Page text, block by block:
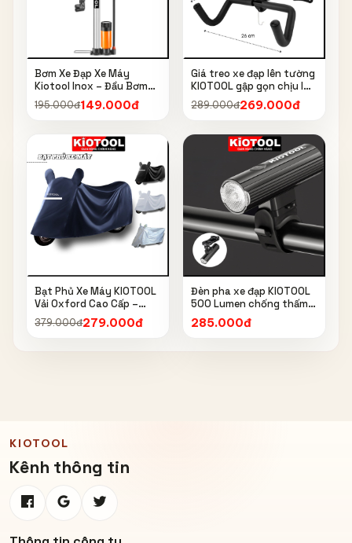
Bơm Xe Đạp Xe Máy
Kiotool Inox – Đầu Bơm
Thông Minh, Kèm Bơm
Bóng, Đồng Hồ 160 PSI
195.000đ149.000đ
Giá treo xe đạp lên tường
KIOTOOL gập gọn chịu lực
cao kèm móc treo mũ bảo
hiểm
289.000đ269.000đ
Bạt Phủ Xe Máy KIOTOOL
Vải Oxford Cao Cấp –
Chống Nắng, Chống Mưa,
Chống Bụi, Chống Tia UV,
379.000đ279.000đ
Đèn pha xe đạp KIOTOOL
500 Lumen chống thấm
nước IPX6 6603
285.000đ
KIOTOOL
Kênh thông tin